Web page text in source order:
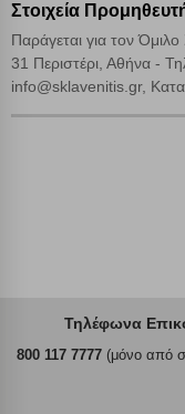
Στοιχεία
Παράγεται για τον
31 Περιστέρι, Αθήνα -
info@sklavenitis.gr,
Τηλέφωνα
800 117 7777(μόνο από